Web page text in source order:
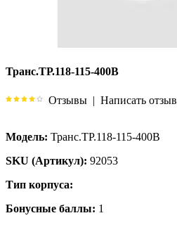
Транс.ТР.118-115-400В
Отзывы | Написать отзыв
Модель: Транс.ТР.118-115-400В
SKU (Артикул): 92053
Тип корпуса:
Бонусные баллы: 1